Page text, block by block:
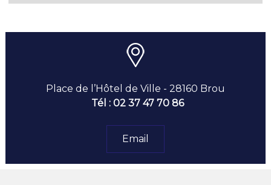
Place de l’Hôtel de Ville - 28160 Brou
Tél : 02 37 47 70 86
Email